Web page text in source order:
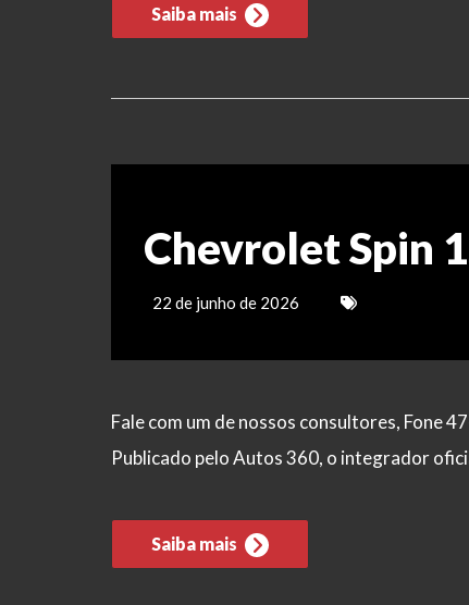
Saiba mais
Chevrolet Spin
22 de junho de 2026
Fale com um de nossos consultores, Fone
Publicado pelo Autos 360, o integrador
Saiba mais